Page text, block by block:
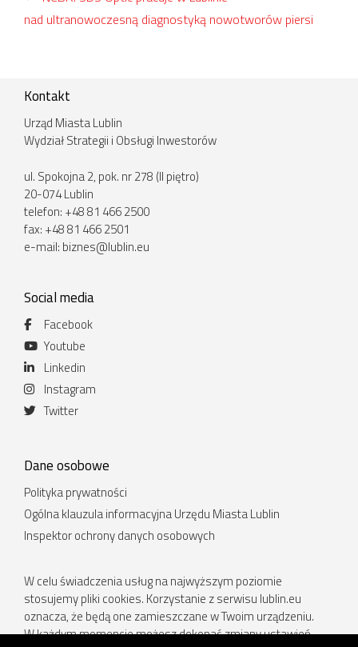
nad ultranowoczesną diagnostyką nowotworów piersi
Kontakt
Urząd Miasta Lublin
Wydział Strategii i Obsługi Inwestorów
ul. Spokojna 2, pok. nr 278 (II piętro)
20-074 Lublin
telefon: +48 81 466 2500
fax: +48 81 466 2501
e-mail: biznes@lublin.eu
Social media
Facebook
Youtube
Linkedin
Instagram
Twitter
Dane osobowe
Polityka prywatności
Ogólna klauzula informacyjna Urzędu Miasta Lublin
Inspektor ochrony danych osobowych
W celu świadczenia usług na najwyższym poziomie
stosujemy pliki cookies. Korzystanie z serwisu lublin.eu
oznacza, że będą one zamieszczane w Twoim urządzeniu.
W każdym momencie możesz dokonać zmiany ustawień